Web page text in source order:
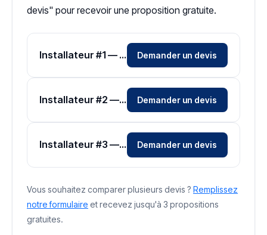
devis" pour recevoir une proposition gratuite.
Installateur #1 — Zone Calvados Demander un devis
Installateur #2 — Zone Calvados Demander un devis
Installateur #3 — Zone Calvados Demander un devis
Vous souhaitez comparer plusieurs devis ? Remplissez
notre formulaire et recevez jusqu'à 3 propositions
gratuites.